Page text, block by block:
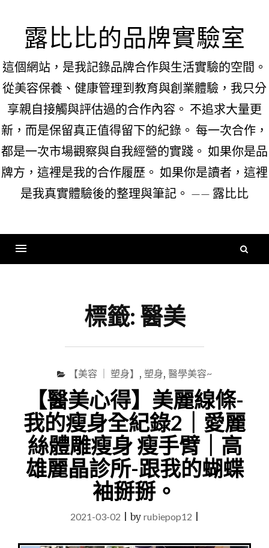
content露比比的品牌實驗室
這個網站，是我記錄品牌合作與生活實驗的空間。
從美容保養、健康管理到教育與創業體驗，我只分
享親自接觸與評估過的合作內容。 不追求大量更
新，而是保留真正值得留下的紀錄。 每一次合作，
都是一次市場觀察與自我經營的實踐。 如果你是品
牌方，這裡是我的合作履歷。 如果你是讀者，這裡
是我真實體驗後的整理與筆記。 —— 露比比
標籤: 醫美
【美容 ｜ 塑身】 , 塑身, 醫學美容~
【醫美心得】美麗線條-
我的瘦身全紀錄2｜愛麗
絲體雕瘦身 瘦手臂｜高
雄麗晶診所-跟我的蝴蝶
袖掰掰。
2021-03-02 |by rubiepop12